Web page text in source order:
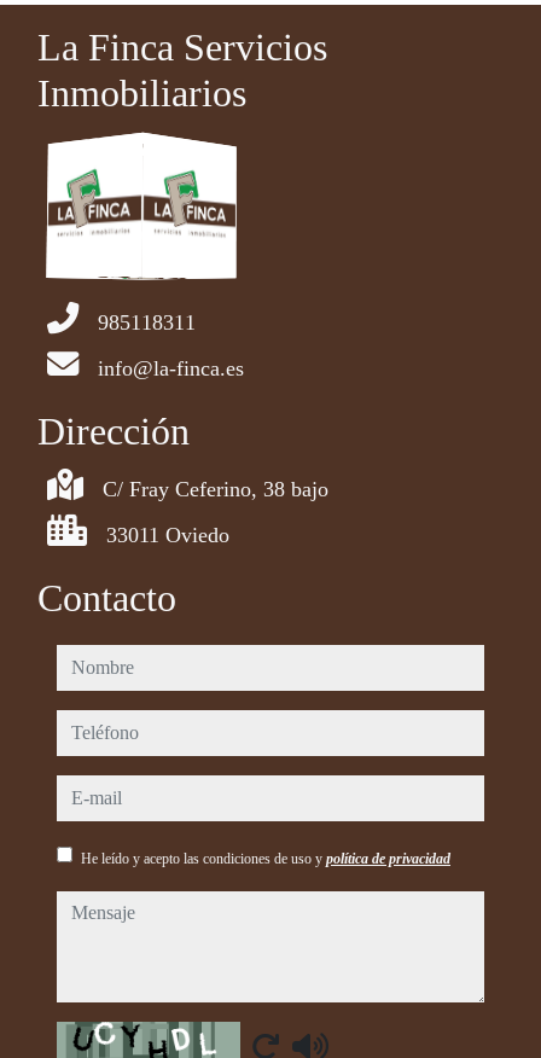
La Finca Servicios
Inmobiliarios
985118311
info@la-finca.es
Dirección
C/ Fray Ceferino, 38 bajo
33011 Oviedo
Contacto
nombre
teléfono
e-mail
He leído y acepto las condiciones de uso y política de privacidad
mensaje
Captcha